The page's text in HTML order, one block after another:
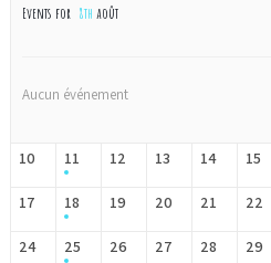
Events for 8th août
Aucun événement
10 11 12 13 14 15
17 18 19 20 21 22
24 25 26 27 28 29